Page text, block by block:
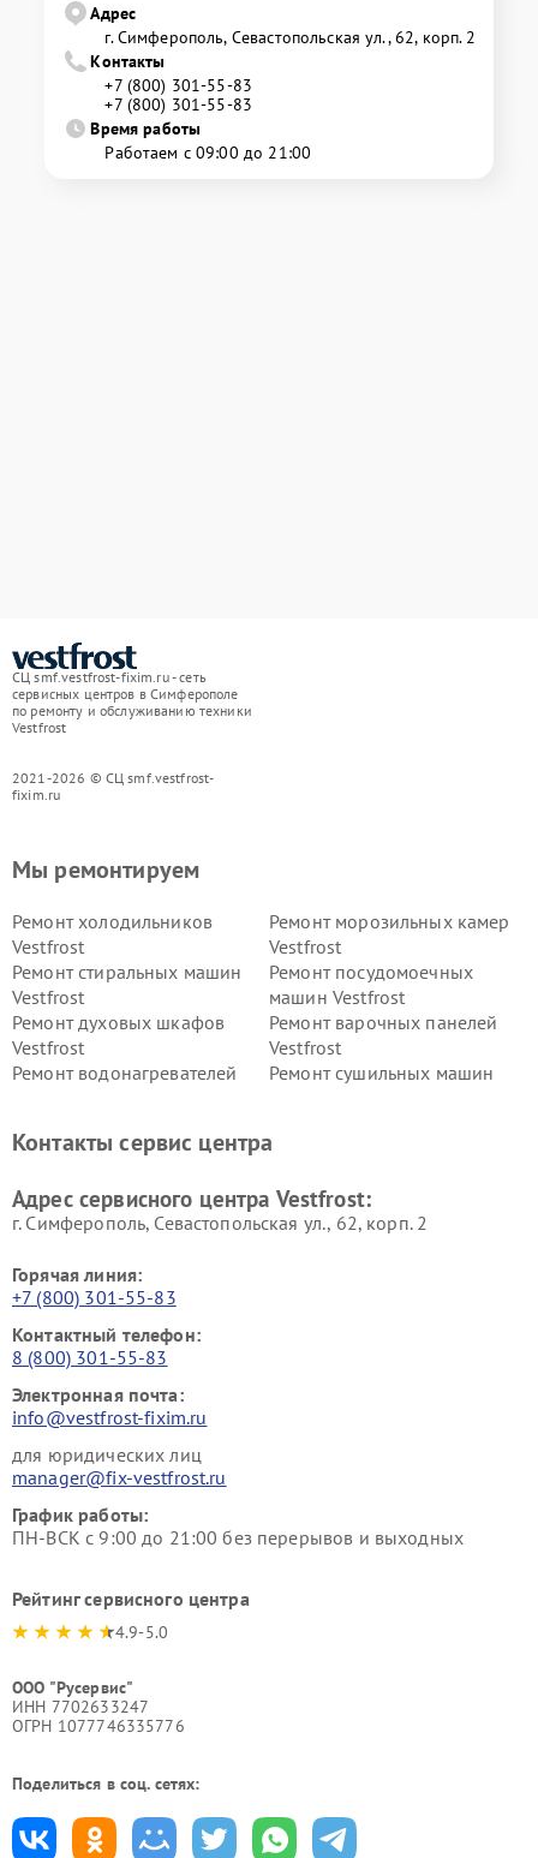
Адрес
г. Симферополь, Севастопольская ул., 62, корп. 2
Контакты
+7 (800) 301-55-83
+7 (800) 301-55-83
Время работы
Работаем с 09:00 до 21:00
СЦ smf.vestfrost-fixim.ru - сеть
сервисных центров в Симферополе
по ремонту и обслуживанию техники
Vestfrost
2021-2026 © СЦ smf.vestfrost-
fixim.ru
Мы ремонтируем
Ремонт холодильников
Vestfrost
Ремонт морозильных камер
Vestfrost
Ремонт стиральных машин
Vestfrost
Ремонт посудомоечных
машин Vestfrost
Ремонт духовых шкафов
Vestfrost
Ремонт варочных панелей
Vestfrost
Ремонт водонагревателей
Ремонт сушильных машин
Vestfrost
Контакты сервис центра
Адрес сервисного центра Vestfrost:
г. Симферополь, Севастопольская ул., 62, корп. 2
Горячая линия:
+7 (800) 301-55-83
Контактный телефон:
8 (800) 301-55-83
Электронная почта:
info@vestfrost-fixim.ru
для юридических лиц
manager@fix-vestfrost.ru
График работы:
ПН-ВСК с 9:00 до 21:00 без перерывов и выходных
Рейтинг сервисного центра
4.9-5.0
ООО "Русервис"
ИНН 7702633247
ОГРН 1077746335776
Поделиться в соц. сетях: